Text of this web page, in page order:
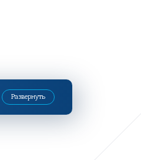
Развернуть